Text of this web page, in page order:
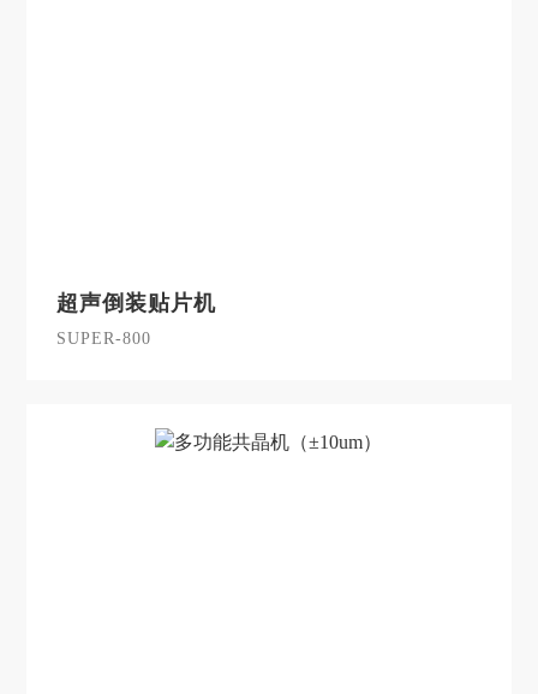
超声倒装贴片机
SUPER-800